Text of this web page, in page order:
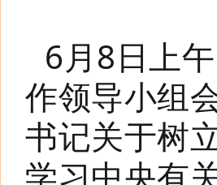
6月8日上
作领导小组
书记关于树
学习中央有